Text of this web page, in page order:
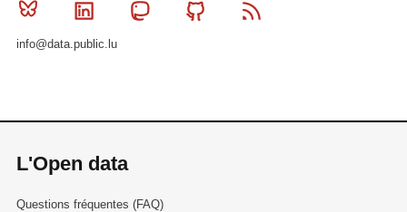
Bluesky Linkedin MastodonGithub
info@data.public.lu
L'Open data
Questions fréquentes (FAQ)